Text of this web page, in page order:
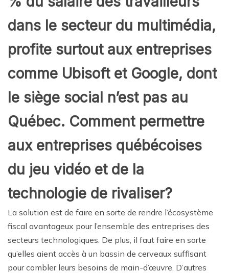
dans le secteur du multimédia,
profite surtout aux entreprises
comme Ubisoft et Google, dont
le siège social n’est pas au
Québec. Comment permettre
aux entreprises québécoises
du jeu vidéo et de la
technologie de rivaliser?
La solution est de faire en sorte de rendre l’écosystème
fiscal avantageux pour l’ensemble des entreprises des
secteurs technologiques. De plus, il faut faire en sorte
qu’elles aient accès à un bassin de cerveaux suffisant
pour combler leurs besoins de main-d’œuvre. D’autres